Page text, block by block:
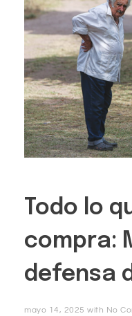
Todo lo
compra:
defensa
mayo 14, 2025 with No